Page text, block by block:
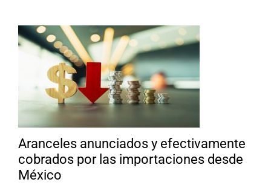
Aranceles anunciados y efectivamente
cobrados por las importaciones desde
México